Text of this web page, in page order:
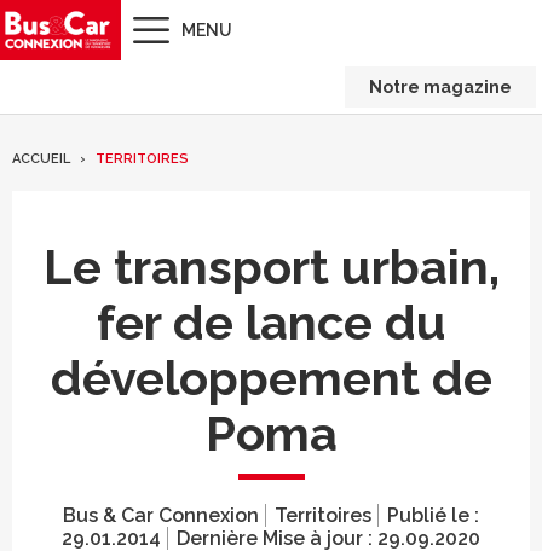
MENU
Notre magazine
ACCUEIL TERRITOIRES
Le transport urbain,
fer de lance du
développement de
Poma
Bus & Car Connexion Territoires
Publié le :
29.01.2014
Dernière Mise à jour : 29.09.2020